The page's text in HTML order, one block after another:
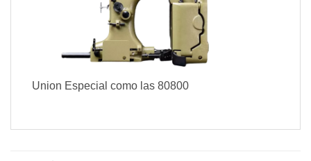
Union Especial como las 80800